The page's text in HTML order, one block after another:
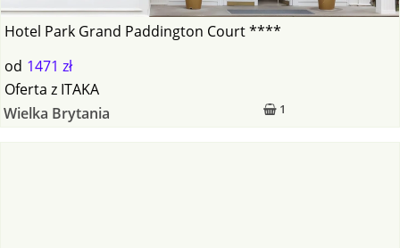
Hotel Park Grand Paddington Court ****
od 1471 zł
1
Oferta z ITAKA
Wielka Brytania